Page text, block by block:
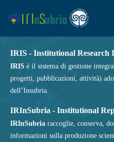
IRIS - Institutional Research
IRIS è il sistema di gestione
progetti, pubblicazioni, attività)
dell’Insubria.
IRInSubria - Institutional
IRInSubria raccoglie, conserva,
informazioni sulla produzione